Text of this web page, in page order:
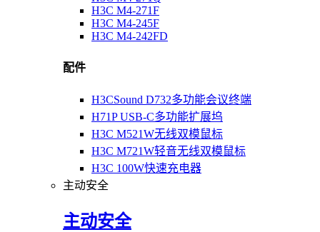
H3C M4-271F
H3C M4-245F
H3C M4-242FD
配件
H3CSound D732多功能会议终端
H71P USB-C多功能扩展坞
H3C M521W无线双模鼠标
H3C M721W轻音无线双模鼠标
H3C 100W快速充电器
主动安全
主动安全